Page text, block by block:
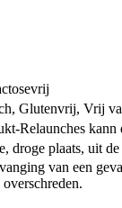
Glutenvrij, Vrij
Relaunches
droge plaats, uit
van een